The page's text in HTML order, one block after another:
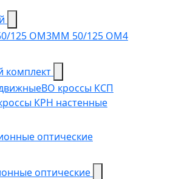
125 OM3MM 50/125 OM4
комплект
ВО кроссы КСП
КРН настенные
оптические
оптические